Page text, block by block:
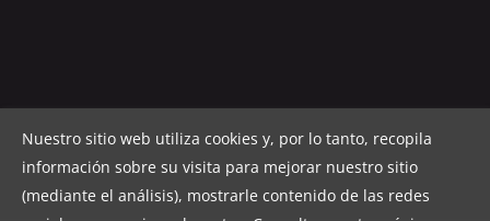
Nuestro sitio web utiliza cookies y, por lo tanto, recopila
información sobre su visita para mejorar nuestro sitio
(mediante el análisis), mostrarle contenido de las redes